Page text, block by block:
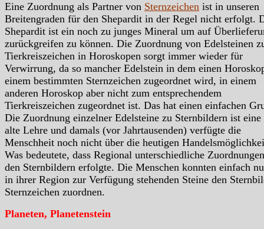
Eine Zuordnung als Partner von Sternzeichen ist in unseren
Breitengraden für den Shepardit in der Regel nicht erfolgt.
Shepardit ist ein noch zu junges Mineral um auf
zurückgreifen zu können. Die Zuordnung von Edelsteinen
Tierkreiszeichen in Horoskopen sorgt immer wieder für
Verwirrung, da so mancher Edelstein in dem einen
einem bestimmten Sternzeichen zugeordnet wird, in einem
anderen Horoskop aber nicht zum entsprechendem
Tierkreiszeichen zugeordnet ist. Das hat einen einfachen
Die Zuordnung einzelner Edelsteine zu Sternbildern ist eine
alte Lehre und damals (vor Jahrtausenden) verfügte die
Menschheit noch nicht über die heutigen
Was bedeutete, dass Regional unterschiedliche
den Sternbildern erfolgte. Die Menschen konnten einfach
in ihrer Region zur Verfügung stehenden Steine den
Sternzeichen zuordnen.
Planeten, Planetenstein